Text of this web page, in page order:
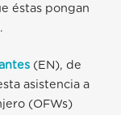
éstas pongan
(EN), de
asistencia a
(OFWs)